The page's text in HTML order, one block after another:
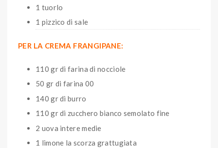
1 tuorlo
1 pizzico di sale
PER LA CREMA FRANGIPANE:
110 gr di farina di nocciole
50 gr di farina 00
140 gr di burro
110 gr di zucchero bianco semolato fine
2 uova intere medie
1 limone la scorza grattugiata